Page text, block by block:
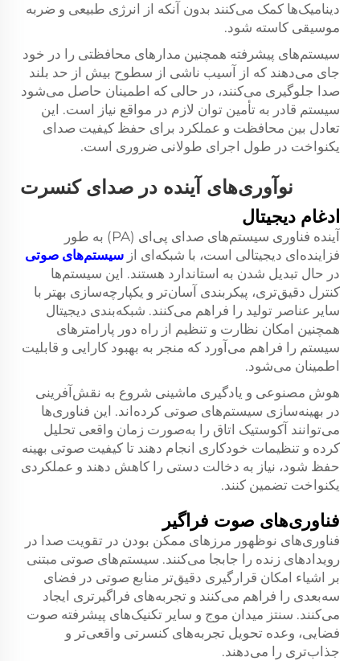
دینامیک‌ها کمک می‌کنند بدون آنکه از انرژی طبیعی و ضربه
موسیقی کاسته شود.
سیستم‌های پیشرفته همچنین مدارهای محافظتی را در خود
جای می‌دهند که از آسیب ناشی از سطوح بیش از حد بلند
صدا جلوگیری می‌کنند، در حالی که اطمینان حاصل می‌شود
سیستم قادر به تأمین توان لازم در مواقع نیاز است. این
تعادل بین محافظت و عملکرد برای حفظ کیفیت صدای
یکنواخت در طول اجرای طولانی ضروری است.
نوآوری‌های آینده در صدای کنسرت
ادغام دیجیتال
آینده فناوری سیستم‌های صدای پی‌ای (PA) به طور
فزاینده‌ای دیجیتالی است، با شبکه‌ای از سیستم‌های صوتی
در حال تبدیل شدن به استاندارد هستند. این سیستم‌ها
کنترل دقیق‌تری، پیکربندی آسان‌تر و یکپارچه‌سازی بهتر با
سایر عناصر تولید را فراهم می‌کنند. شبکه‌بندی دیجیتال
همچنین امکان نظارت و تنظیم از راه دور پارامترهای
سیستم را فراهم می‌آورد که منجر به بهبود کارایی و قابلیت
اطمینان می‌شود.
هوش مصنوعی و یادگیری ماشینی شروع به نقش‌آفرینی
در بهینه‌سازی سیستم‌های صوتی کرده‌اند. این فناوری‌ها
می‌توانند آکوستیک اتاق را به‌صورت زمان واقعی تحلیل
کرده و تنظیمات خودکاری انجام دهند تا کیفیت صوتی بهینه
حفظ شود، نیاز به دخالت دستی را کاهش دهند و عملکردی
یکنواخت تضمین کنند.
فناوری‌های صوت فراگیر
فناوری‌های نوظهور مرزهای ممکن بودن در تقویت صدا در
رویدادهای زنده را جابجا می‌کنند. سیستم‌های صوتی مبتنی
بر اشیاء امکان قرارگیری دقیق‌تر منابع صوتی در فضای
سه‌بعدی را فراهم می‌کنند و تجربه‌های فراگیرتری ایجاد
می‌کنند. سنتز میدان موج و سایر تکنیک‌های پیشرفته صوت
فضایی، وعده تحویل تجربه‌های کنسرتی واقعی‌تر و
جذاب‌تری را می‌دهند.